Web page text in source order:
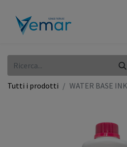
Tutti i prodotti WATER BASE INK